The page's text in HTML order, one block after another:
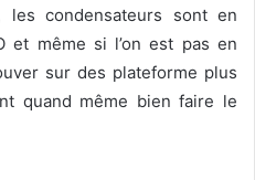
condensateurs sont en
et même si l’on est pas en
sur des plateforme plus
quand même bien faire le